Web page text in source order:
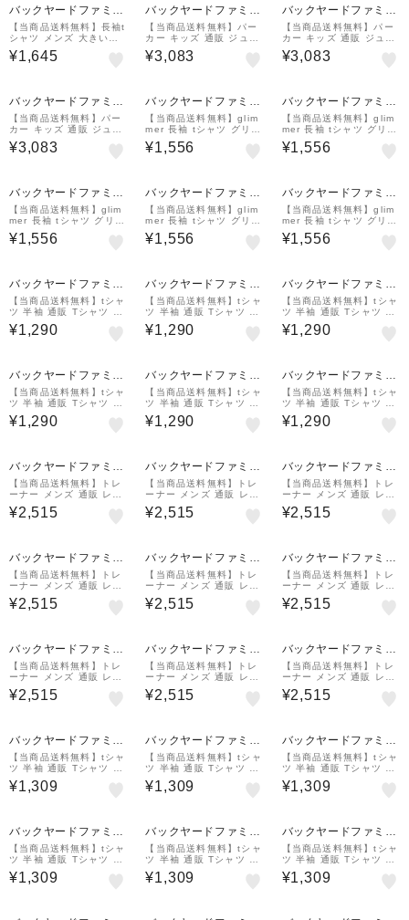
バックヤードファミリ
ー
【当商品送料無料】長袖t
シャツ メンズ 大きいサ
イズ 通販 長袖Tシャツ
カットソー レディース 3
¥1,645
バックヤードファミリ
ー【当商品送料無料】パー
カー キッズ 通販 ジュニ
ア パーカ ジップアップ
ジップアップライトパー
¥3,083
バックヤードファミリ
ー
【当商品送料無料】パー
カー キッズ 通販 ジュニ
ア パーカ ジップアップ
ジップアップライトパー
¥3,083
バックヤードファミリ
ー
【当商品送料無料】パー
カー キッズ 通販 ジュニ
ア パーカ ジップアップ
ジップアップライトパー
¥3,083
バックヤードファミリ
ー【当商品送料無料】glim
mer 長袖 tシャツ グリマ
ー 通販 長袖Tシャツ カ
ットソー ロンT メンズ
¥1,556
バックヤードファミリ
ー
【当商品送料無料】glim
mer 長袖 tシャツ グリマ
ー 通販 長袖Tシャツ カ
ットソー ロンT メンズ
¥1,556
バックヤードファミリ
ー
【当商品送料無料】glim
mer 長袖 tシャツ グリマ
ー 通販 長袖Tシャツ カ
ットソー ロンT メンズ
¥1,556
バックヤードファミリ
ー【当商品送料無料】glim
mer 長袖 tシャツ グリマ
ー 通販 長袖Tシャツ カ
ットソー ロンT メンズ
¥1,556
バックヤードファミリ
ー
【当商品送料無料】glim
mer 長袖 tシャツ グリマ
ー 通販 長袖Tシャツ カ
ットソー ロンT メンズ
¥1,556
バックヤードファミリ
ー
【当商品送料無料】tシャ
ツ 半袖 通販 Tシャツ カ
ットソー キッズ 120 13
0 140 150 無地 ユニフ
¥1,290
バックヤードファミリ
ー【当商品送料無料】tシャ
ツ 半袖 通販 Tシャツ カ
ットソー キッズ 120 13
0 140 150 無地 ユニフ
¥1,290
バックヤードファミリ
ー
【当商品送料無料】tシャ
ツ 半袖 通販 Tシャツ カ
ットソー キッズ 120 13
0 140 150 無地 ユニフ
¥1,290
バックヤードファミリ
ー
【当商品送料無料】tシャ
ツ 半袖 通販 Tシャツ カ
ットソー キッズ 120 13
0 140 150 無地 ユニフ
¥1,290
バックヤードファミリ
ー【当商品送料無料】tシャ
ツ 半袖 通販 Tシャツ カ
ットソー キッズ 120 13
0 140 150 無地 ユニフ
¥1,290
バックヤードファミリ
ー
【当商品送料無料】tシャ
ツ 半袖 通販 Tシャツ カ
ットソー キッズ 120 13
0 140 150 無地 ユニフ
¥1,290
バックヤードファミリ
ー
【当商品送料無料】トレ
ーナー メンズ 通販 レデ
ィース クルーネックライ
トトレーナー スウェット
¥2,515
バックヤードファミリ
ー【当商品送料無料】トレ
ーナー メンズ 通販 レデ
ィース クルーネックライ
トトレーナー スウェット
¥2,515
バックヤードファミリ
ー
【当商品送料無料】トレ
ーナー メンズ 通販 レデ
ィース クルーネックライ
トトレーナー スウェット
¥2,515
バックヤードファミリ
ー
【当商品送料無料】トレ
ーナー メンズ 通販 レデ
ィース クルーネックライ
トトレーナー スウェット
¥2,515
バックヤードファミリ
ー【当商品送料無料】トレ
ーナー メンズ 通販 レデ
ィース クルーネックライ
トトレーナー スウェット
¥2,515
バックヤードファミリ
ー
【当商品送料無料】トレ
ーナー メンズ 通販 レデ
ィース クルーネックライ
トトレーナー スウェット
¥2,515
バックヤードファミリ
ー
【当商品送料無料】トレ
ーナー メンズ 通販 レデ
ィース クルーネックライ
トトレーナー スウェット
¥2,515
バックヤードファミリ
ー【当商品送料無料】トレ
ーナー メンズ 通販 レデ
ィース クルーネックライ
トトレーナー スウェット
¥2,515
バックヤードファミリ
ー
【当商品送料無料】トレ
ーナー メンズ 通販 レデ
ィース クルーネックライ
トトレーナー スウェット
¥2,515
バックヤードファミリ
ー
【当商品送料無料】tシャ
ツ 半袖 通販 Tシャツ カ
ットソー メンズ レディ
ース SS S M L LL 大き
¥1,309
バックヤードファミリ
ー【当商品送料無料】tシャ
ツ 半袖 通販 Tシャツ カ
ットソー メンズ レディ
ース SS S M L LL 大き
¥1,309
バックヤードファミリ
ー
【当商品送料無料】tシャ
ツ 半袖 通販 Tシャツ カ
ットソー メンズ レディ
ース SS S M L LL 大き
¥1,309
バックヤードファミリ
ー
【当商品送料無料】tシャ
ツ 半袖 通販 Tシャツ カ
ットソー メンズ レディ
ース SS S M L LL 大き
¥1,309
バックヤードファミリ
ー【当商品送料無料】tシャ
ツ 半袖 通販 Tシャツ カ
ットソー メンズ レディ
ース SS S M L LL 大き
¥1,309
バックヤードファミリ
ー
【当商品送料無料】tシャ
ツ 半袖 通販 Tシャツ カ
ットソー メンズ レディ
ース SS S M L LL 大き
¥1,309